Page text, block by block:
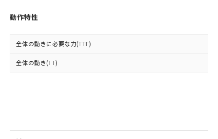
動作特性
全体の動きに必要な力(TTF)
全体の動き(TT)
引・商談に必要な範囲で利用すること
をご了承ください。
※当社の共同利用者とは、
の共同利用に関して"
の「1.共同利
とができます。
51物質の非含有証明書（当社基準）